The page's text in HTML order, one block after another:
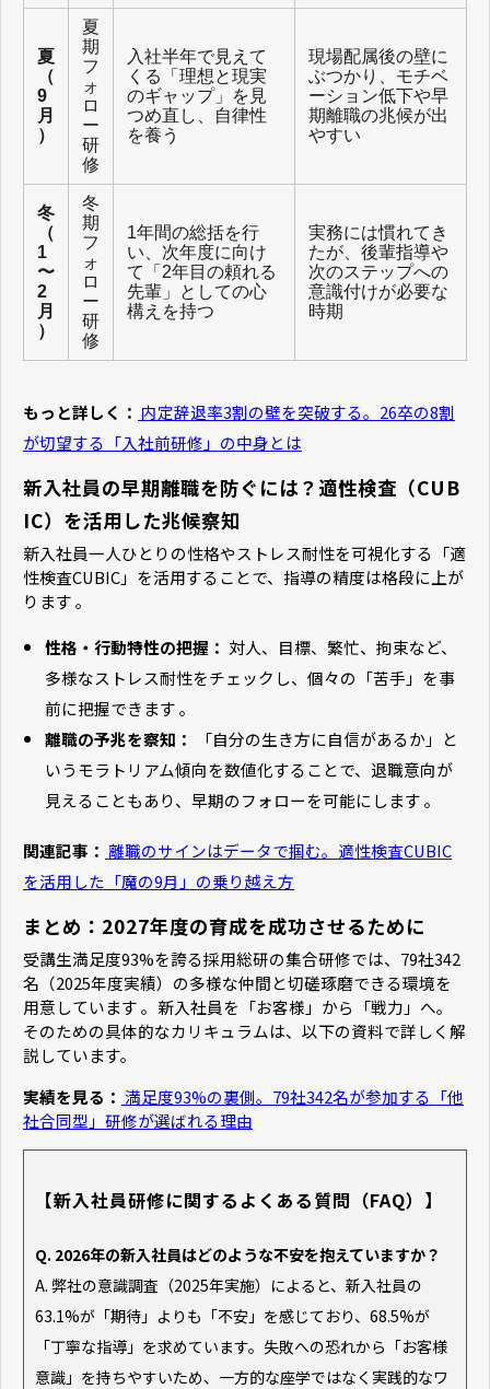
夏
（
9
月
）
夏
期
フ
ォ
ロ
ー
研
修
入社半年で見えて
くる「理想と現実
のギャップ」を見
つめ直し、自律性
を養う
現場配属後の壁に
ぶつかり、モチベ
ーション低下や早
期離職の兆候が出
やすい
冬
（
1
〜
2
月
）
冬
期
フ
ォ
ロ
ー
研
修
1年間の総括を行
い、次年度に向け
て「2年目の頼れる
先輩」としての心
構えを持つ
実務には慣れてき
たが、後輩指導や
次のステップへの
意識付けが必要な
時期
もっと詳しく： 内定辞退率3割の壁を突破する。26卒の8割
が切望する「入社前研修」の中身とは
新入社員の早期離職を防ぐには？適性検査（CUB
IC）を活用した兆候察知
新入社員一人ひとりの性格やストレス耐性を可視化する「適
性検査CUBIC」を活用することで、指導の精度は格段に上が
ります 。
性格・行動特性の把握： 対人、目標、繁忙、拘束など、
多様なストレス耐性をチェックし、個々の「苦手」を事
前に把握できます 。
離職の予兆を察知：
「自分の生き方に自信があるか」と
いうモラトリアム傾向を数値化することで、退職意向が
見えることもあり、早期のフォローを可能にします 。
関連記事： 離職のサインはデータで掴む。適性検査CUBIC
を活用した「魔の9月」の乗り越え方
まとめ：2027年度の育成を成功させるために
受講生満足度93%を誇る採用総研の集合研修では、79社342
名（2025年度実績）の多様な仲間と切磋琢磨できる環境を
用意しています 。新入社員を「お客様」から「戦力」へ。
そのための具体的なカリキュラムは、以下の資料で詳しく解
説しています。
実績を見る： 満足度93%の裏側。79社342名が参加する「他
社合同型」研修が選ばれる理由
【新入社員研修に関するよくある質問（FAQ）】
Q. 2026年の新入社員はどのような不安を抱えていますか？
A. 弊社の意識調査（2025年実施）によると、新入社員の
63.1%が「期待」よりも「不安」を感じており、68.5%が
「丁寧な指導」を求めています。失敗への恐れから「お客様
意識」を持ちやすいため、一方的な座学ではなく実践的なワ